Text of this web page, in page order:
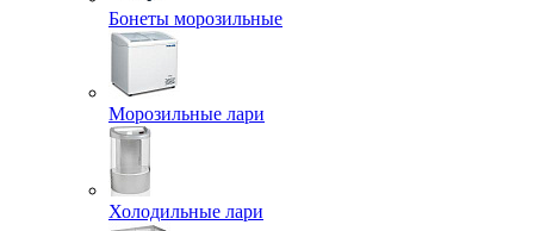
Бонеты морозильные
Морозильные лари
Холодильные лари